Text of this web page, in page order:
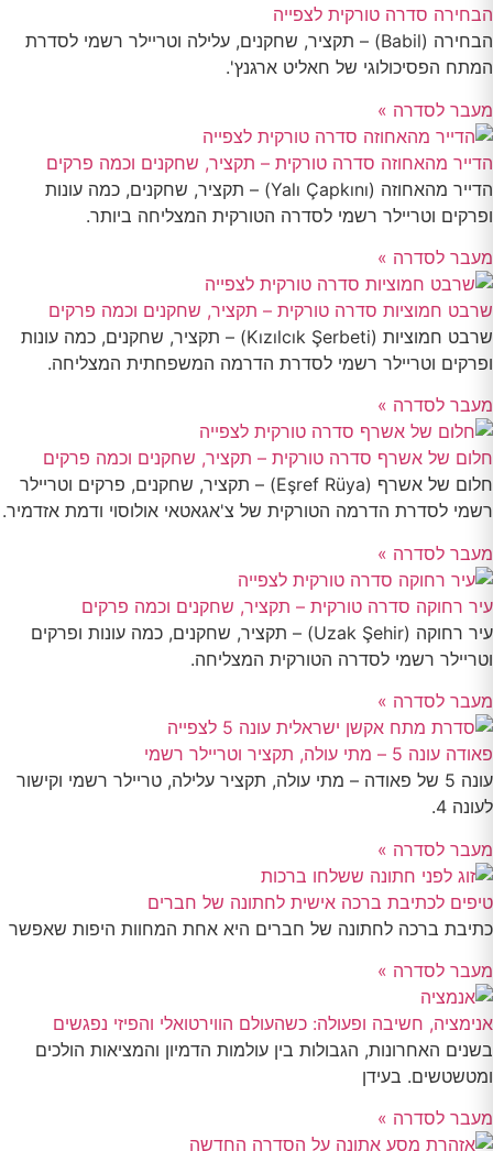
הבחירה סדרה טורקית לצפייה
הבחירה (Babil) – תקציר, שחקנים, עלילה וטריילר רשמי לסדרת
המתח הפסיכולוגי של חאליט ארגנץ'.
מעבר לסדרה »
הדייר מהאחוזה סדרה טורקית – תקציר, שחקנים וכמה פרקים
הדייר מהאחוזה (Yalı Çapkını) – תקציר, שחקנים, כמה עונות
ופרקים וטריילר רשמי לסדרה הטורקית המצליחה ביותר.
מעבר לסדרה »
שרבט חמוציות סדרה טורקית – תקציר, שחקנים וכמה פרקים
שרבט חמוציות (Kızılcık Şerbeti) – תקציר, שחקנים, כמה עונות
ופרקים וטריילר רשמי לסדרת הדרמה המשפחתית המצליחה.
מעבר לסדרה »
חלום של אשרף סדרה טורקית – תקציר, שחקנים וכמה פרקים
חלום של אשרף (Eşref Rüya) – תקציר, שחקנים, פרקים וטריילר
רשמי לסדרת הדרמה הטורקית של צ'אגאטאי אולוסוי ודמת אזדמיר.
מעבר לסדרה »
עיר רחוקה סדרה טורקית – תקציר, שחקנים וכמה פרקים
עיר רחוקה (Uzak Şehir) – תקציר, שחקנים, כמה עונות ופרקים
וטריילר רשמי לסדרה הטורקית המצליחה.
מעבר לסדרה »
פאודה עונה 5 – מתי עולה, תקציר וטריילר רשמי
עונה 5 של פאודה – מתי עולה, תקציר עלילה, טריילר רשמי וקישור
לעונה 4.
מעבר לסדרה »
טיפים לכתיבת ברכה אישית לחתונה של חברים
כתיבת ברכה לחתונה של חברים היא אחת המחוות היפות שאפשר
מעבר לסדרה »
אנימציה, חשיבה ופעולה: כשהעולם הווירטואלי והפיזי נפגשים
בשנים האחרונות, הגבולות בין עולמות הדמיון והמציאות הולכים
ומטשטשים. בעידן
מעבר לסדרה »